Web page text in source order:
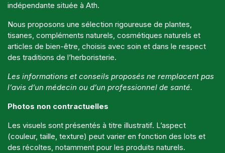
indépendante située à Ath.
Nous proposons une sélection rigoureuse de plantes,
tisanes, compléments naturels, cosmétiques naturels et
articles de bien-être, choisis avec soin et dans le respect
des traditions de l’herboristerie.
Les informations et conseils proposés ne remplacent pas
l’avis d’un médecin ou d’un professionnel de santé.
Photos non contractuelles
Les visuels sont présentés à titre illustratif. L’aspect
(couleur, taille, texture) peut varier en fonction des lots et
des récoltes, notamment pour les produits naturels.